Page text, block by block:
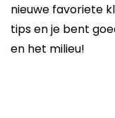
nieuwe favoriete
tips en je bent
en het milieu!